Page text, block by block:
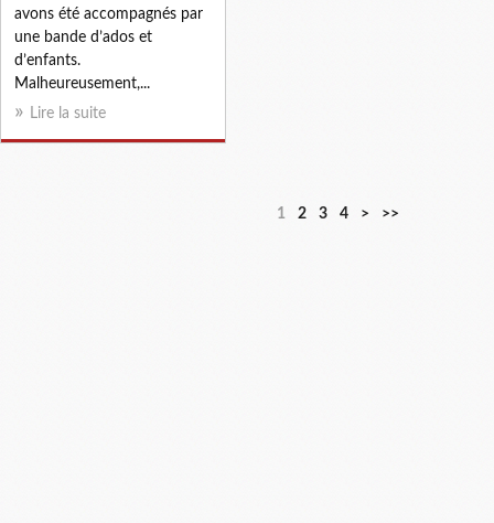
avons été accompagnés par
une bande d’ados et
d’enfants.
Malheureusement,...
Lire la suite
1 2 3 4 > >>